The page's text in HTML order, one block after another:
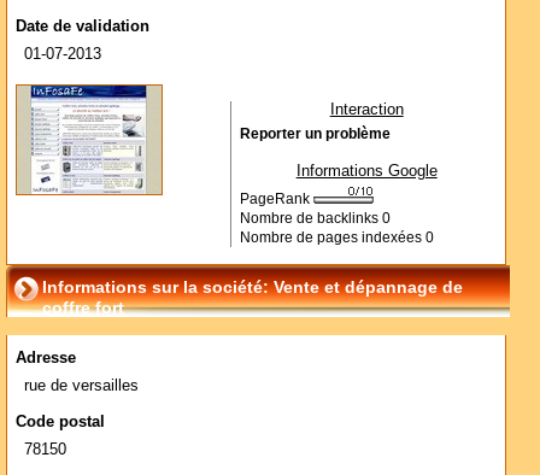
Date de validation
01-07-2013
Interaction
Reporter un problème
Informations Google
PageRank
Nombre de backlinks 0
Nombre de pages indexées 0
Informations sur la société: Vente et dépannage de
coffre fort
Adresse
rue de versailles
Code postal
78150